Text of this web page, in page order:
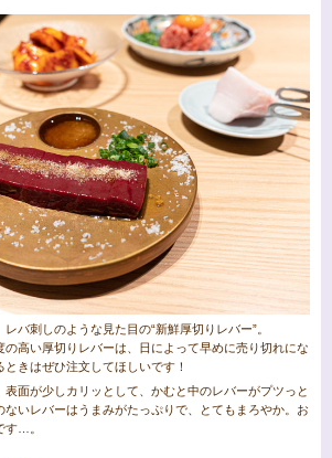
バ刺しのような見た目の“新鮮厚切りレバー”。
高い厚切りレバーは、日によって早めに売り切れにな
きはぜひ注文してほしいです！
表面が少しカリッとして、かむと中のレバーがプツっと
ないレバーはうまみがたっぷりで、とてもまろやか。お
す…。